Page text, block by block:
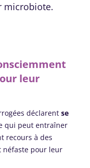
microbiote.
leur
déclarent se
qui peut entraîner
recours à des
néfaste pour leur